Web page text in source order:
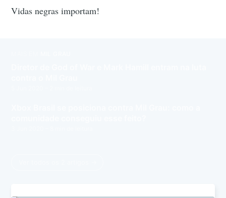
Vidas negras importam!